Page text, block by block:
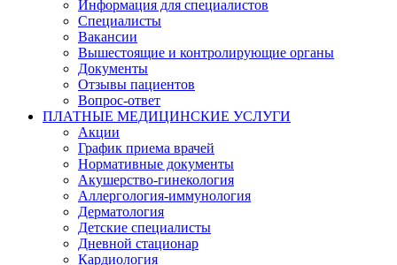
Информация для специалистов
Специалисты
Вакансии
Вышестоящие и контролирующие органы
Документы
Отзывы пациентов
Вопрос-ответ
ПЛАТНЫЕ МЕДИЦИНСКИЕ УСЛУГИ
Акции
График приема врачей
Нормативные документы
Акушерство-гинекология
Аллергология-иммунология
Дерматология
Детские специалисты
Дневной стационар
Кардиология